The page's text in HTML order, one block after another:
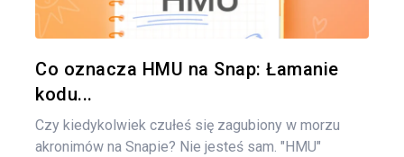
Co oznacza HMU na Snap: Łamanie
kodu...
Czy kiedykolwiek czułeś się zagubiony w morzu
akronimów na Snapie? Nie jesteś sam. "HMU"